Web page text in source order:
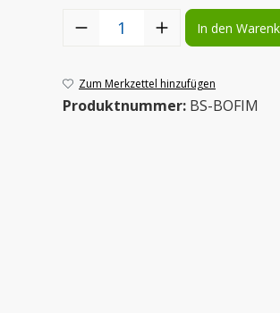
Produkt Anzahl: Gib den
In den
Zum Merkzettel hinzufügen
Produktnummer: BS-BOFIM